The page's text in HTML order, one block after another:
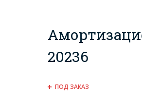
20236
ПОД ЗАКАЗ